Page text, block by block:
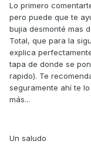
Lo primero
pero puede que te
bujia desmonté mas
Total, que para la
explica
tapa de donde se
rapido). Te
seguramente ahí te
más...
Un saludo